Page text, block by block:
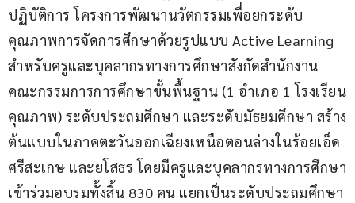
ปฏิบัติการ โครงการพัฒนานวัตกรรมเพื่อยกระดับ
คุณภาพการจัดการศึกษาด้วยรูปแบบ Active Learning
สำหรับครูและบุคลากรทางการศึกษาสังกัดสำนักงาน
คณะกรรมการการศึกษาขั้นพื้นฐาน (1 อำเภอ 1 โรงเรียน
คุณภาพ) ระดับประถมศึกษา และระดับมัธยมศึกษา สร้าง
ต้นแบบในภาคตะวันออกเฉียงเหนือตอนล่างในร้อยเอ็ด
ศรีสะเกษ และยโสธร โดยมีครูและบุคลากรทางการศึกษา
เข้าร่วมอบรมทั้งสิ้น 830 คน แยกเป็นระดับประถมศึกษา